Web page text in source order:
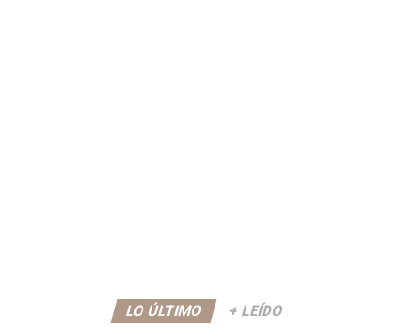
LO ÚLTIMO + LEÍDO